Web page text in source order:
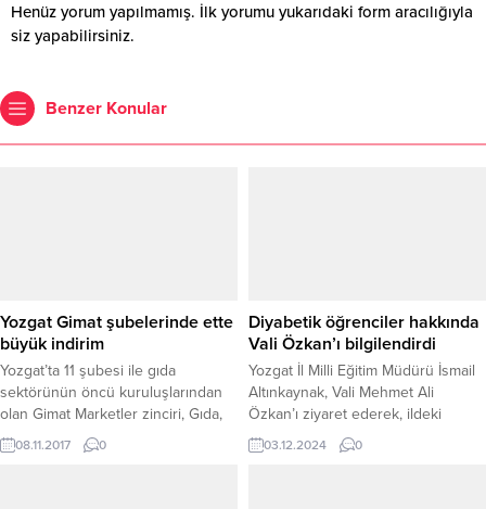
Henüz yorum yapılmamış. İlk yorumu yukarıdaki form aracılığıyla
siz yapabilirsiniz.
Benzer Konular
Yozgat Gimat şubelerinde ette
büyük indirim
Yozgat’ta 11 şubesi ile gıda
sektörünün öncü kuruluşlarından
olan Gimat Marketler zinciri, Gıda,
Tarım ve Hayvancılık Bakanlığının
"Ucuz Et Projesi"ne destek
08.11.2017 0
Diyabetik öğrenciler hakkında
Vali Özkan’ı bilgilendirdi
Yozgat İl Milli Eğitim Müdürü İsmail
Altınkaynak, Vali Mehmet Ali
Özkan’ı ziyaret ederek, ildeki
diyabetik öğrencilerin sağlık ve
eğitim süreçleri hakkında detaylı bir
03.12.2024 0